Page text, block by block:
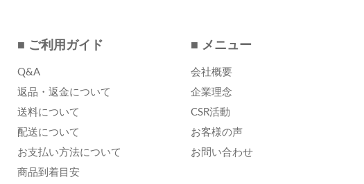
■ ご利用ガイド
Q&A
返品・返金について
送料について
配送について
お支払い方法について
商品到着目安
■ メニュー
会社概要
企業理念
CSR活動
お客様の声
お問い合わせ